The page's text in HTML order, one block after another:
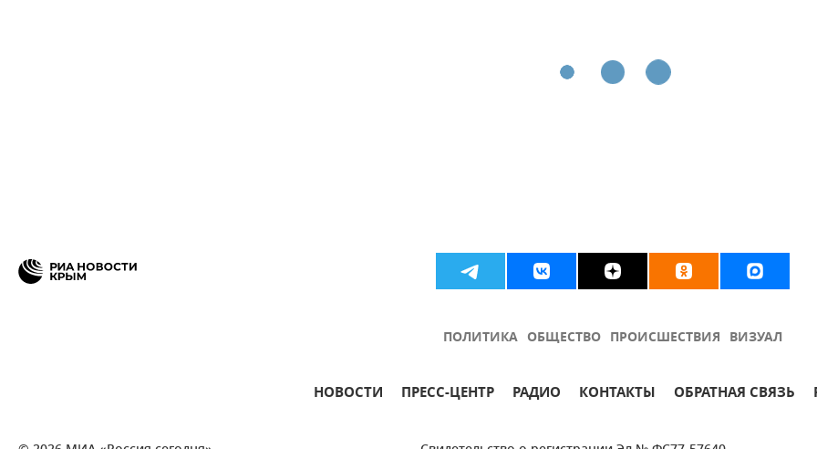
ПОЛИТИКА ОБЩЕСТВО ПРОИСШЕСТВИЯ ВИЗУАЛ
НОВОСТИ ПРЕСС-ЦЕНТР РАДИО КОНТАКТЫ ОБРАТНАЯ СВЯЗЬ